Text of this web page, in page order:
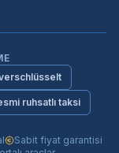
ruhsatlı taksi
Sabit fiyat garantisi